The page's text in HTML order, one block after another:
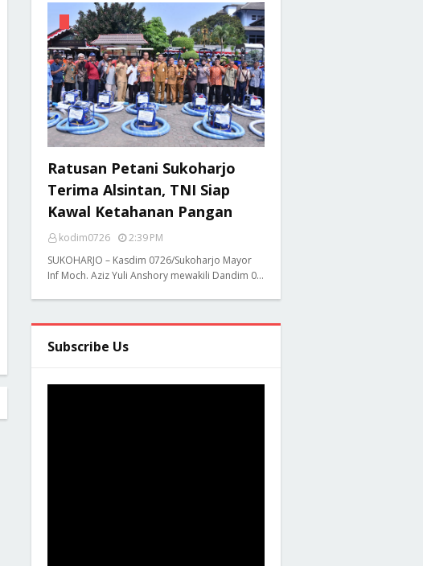
Ratusan Petani Sukoharjo
Terima Alsintan, TNI Siap
Kawal Ketahanan Pangan
kodim0726
2:39 PM
SUKOHARJO – Kasdim 0726/Sukoharjo Mayor
Inf Moch. Aziz Yuli Anshory mewakili Dandim 0…
Subscribe Us